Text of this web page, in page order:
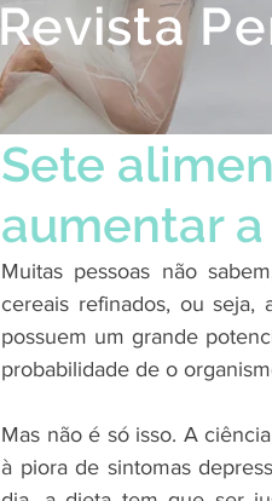
Sete
aumentar
Muitas pessoas não
cereais refinados, ou seja,
possuem um grande
probabilidade de o
Mas não é só isso. A
à piora de sintomas
Revista